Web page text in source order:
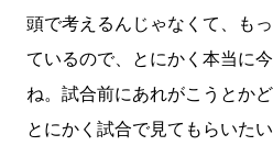
頭で考えるんじゃなくて、も
ているので、とにかく本当に
ね。試合前にあれがこうとか
とにかく試合で見てもらいたい